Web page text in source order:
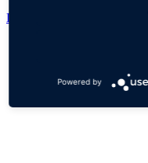
Datenschutz
Powered by